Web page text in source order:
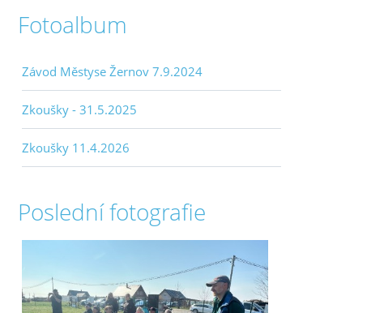
Fotoalbum
Závod Městyse Žernov 7.9.2024
Zkoušky - 31.5.2025
Zkoušky 11.4.2026
Poslední fotografie